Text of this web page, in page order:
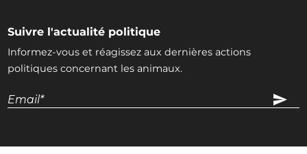
Suivre l'actualité politique
Informez-vous et réagissez aux dernières actions
politiques concernant les animaux.